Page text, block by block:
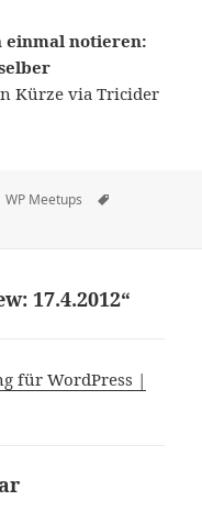
einmal notieren:
Kürze via Tricider
Kategorien
WP Meetups
17.4.2012“
für WordPress |